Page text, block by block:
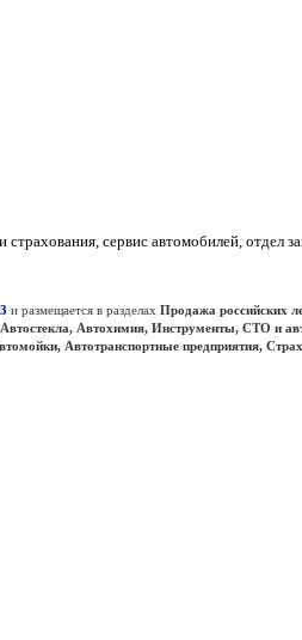
сервис автомобилей, отдел
и размещается в разделах Продажа российских
Автохимия, Инструменты, СТО и
Автотранспортные предприятия,